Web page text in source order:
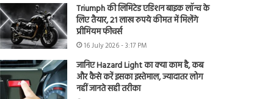
Triumph की लिमिटेड एडिशन बाइक लॉन्च के
लिए तैयार, 21 लाख रुपये कीमत में मिलेंगे
प्रीमियम फीचर्स
16 July 2026 - 3:17 PM
जानिए Hazard Light का क्या काम है, कब
और कैसे करें इसका इस्तेमाल, ज्यादातर लोग
नहीं जानते सही तरीका